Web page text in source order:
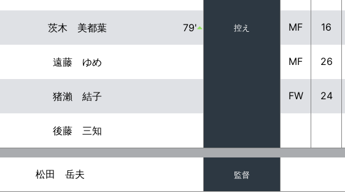
控え
茨木 美都葉 79' MF 16
遠藤 ゆめ MF 26
猪瀨 結子 FW 24
後藤 三知
監督
松田 岳夫